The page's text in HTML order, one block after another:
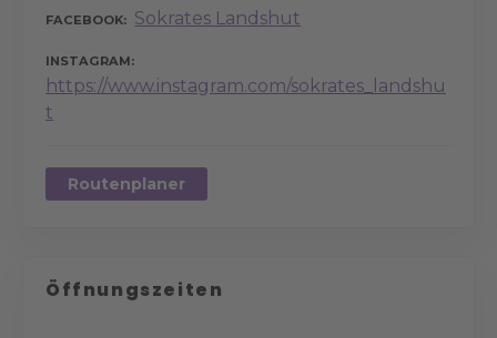
FACEBOOK Sokrates Landshut
INSTAGRAM
https://www.instagram.com/sokrates_landshu
t
Routenplaner
Öffnungszeiten